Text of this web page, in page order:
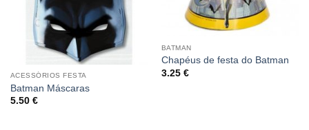
ACESSÓRIOS FESTA
Batman Máscaras
5.50 €
BATMAN
Chapéus de festa do Batman
3.25 €